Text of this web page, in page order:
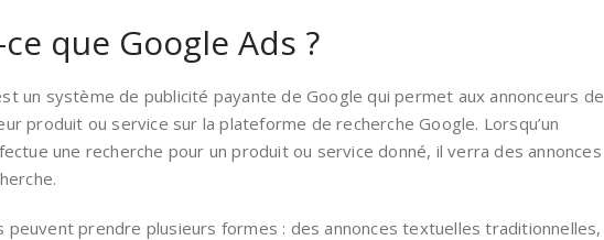
ce que Google Ads ?
un système de publicité payante de Google qui permet aux annonceurs de
produit ou service sur la plateforme de recherche Google. Lorsqu’un
une recherche pour un produit ou service donné, il verra des annonces
peuvent prendre plusieurs formes : des annonces textuelles traditionnelles,